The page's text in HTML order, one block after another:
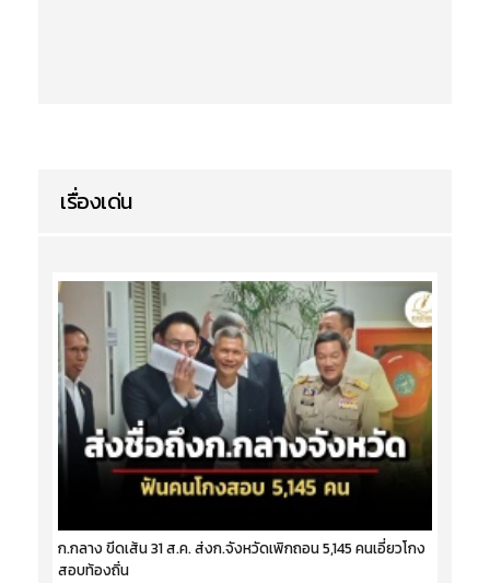
เรื่องเด่น
ก.กลาง ขีดเส้น 31 ส.ค. ส่งก.จังหวัดเพิกถอน 5,145 คนเอี่ยวโกง
สอบท้องถิ่น